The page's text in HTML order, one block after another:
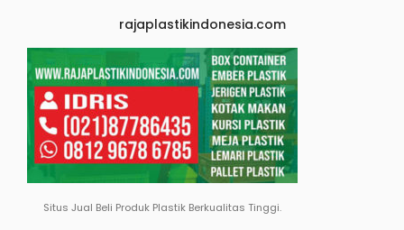
rajaplastikindonesia.com
Situs Jual Beli Produk Plastik Berkualitas Tinggi.